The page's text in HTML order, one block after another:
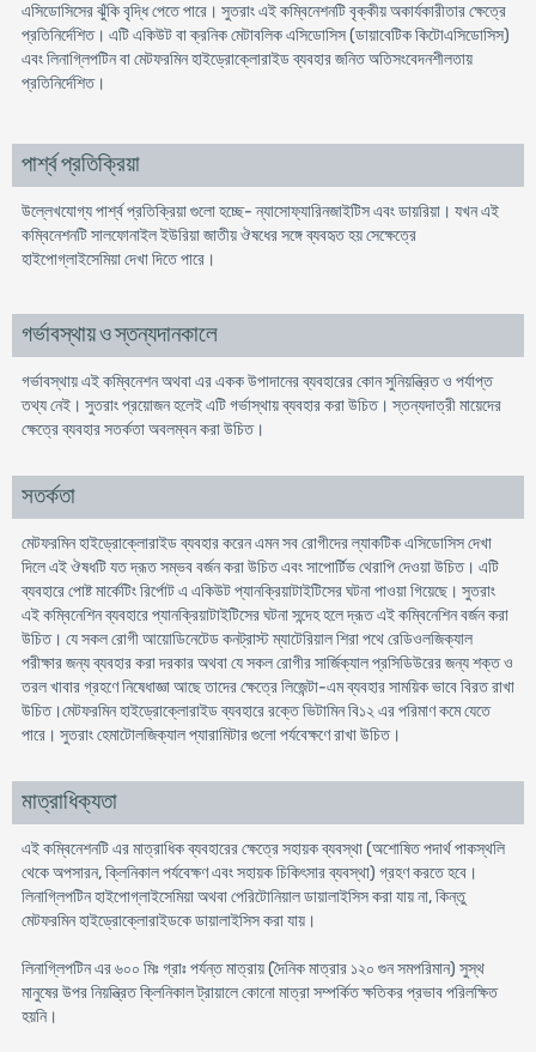
এসিডোসিসের ঝুঁকি বৃদ্ধি পেতে পারে। সুতরাং এই কম্বিনেশনটি বৃক্কীয় অকার্যকারীতার ক্ষেত্রে
প্রতিনির্দেশিত। এটি একিউট বা ক্রনিক মেটাবলিক এসিডোসিস (ডায়াবেটিক কিটোএসিডোসিস)
এবং লিনাগ্লিপটিন বা মেটফরমিন হাইড্রোক্লোরাইড ব্যবহার জনিত অতিসংবেদনশীলতায়
প্রতিনির্দেশিত।
পার্শ্ব প্রতিক্রিয়া
উল্লেখযোগ্য পার্শ্ব প্রতিক্রিয়া গুলো হচ্ছে- ন্যাসোফ্যারিনজাইটিস এবং ডায়রিয়া। যখন এই
কম্বিনেশনটি সালফোনাইল ইউরিয়া জাতীয় ঔষধের সঙ্গে ব্যবহৃত হয় সেক্ষেত্রে
হাইপোগ্লাইসেমিয়া দেখা দিতে পারে।
গর্ভাবস্থায় ও স্তন্যদানকালে
গর্ভাবস্থায় এই কম্বিনেশন অথবা এর একক উপাদানের ব্যবহারের কোন সুনিয়ন্ত্রিত ও পর্যাপ্ত
তথ্য নেই। সুতরাং প্রয়োজন হলেই এটি গর্ভাস্থায় ব্যবহার করা উচিত। স্তন্যদাত্রী মায়েদের
ক্ষেত্রে ব্যবহার সতর্কতা অবলম্বন করা উচিত।
সতর্কতা
মেটফরমিন হাইড্রোক্লোরাইড ব্যবহার করেন এমন সব রোগীদের ল্যাকটিক এসিডোসিস দেখা
দিলে এই ঔষধটি যত দ্রূত সম্ভব বর্জন করা উচিত এবং সাপোর্টিভ থেরাপি দেওয়া উচিত। এটি
ব্যবহারে পোষ্ট মার্কেটিং রির্পোট এ একিউট প্যানক্রিয়াটাইটিসের ঘটনা পাওয়া গিয়েছে। সুতরাং
এই কম্বিনেশিন ব্যবহারে প্যানক্রিয়াটাইটিসের ঘটনা সন্দেহ হলে দ্রূত এই কম্বিনেশিন বর্জন করা
উচিত। যে সকল রোগী আয়োডিনেটেড কনট্রাস্ট ম্যাটেরিয়াল শিরা পথে রেডিওলজিক্যাল
পরীক্ষার জন্য ব্যবহার করা দরকার অথবা যে সকল রোগীর সার্জিক্যাল প্রসিডিউরের জন্য শক্ত ও
তরল খাবার গ্রহণে নিষেধাজ্ঞা আছে তাদের ক্ষেত্রে লিজেন্টা-এম ব্যবহার সাময়িক ভাবে বিরত রাখা
উচিত।মেটফরমিন হাইড্রোক্লোরাইড ব্যবহারে রক্তে ভিটামিন বি১২ এর পরিমাণ কমে যেতে
পারে। সুতরাং হেমাটোলজিক্যাল প্যারামিটার গুলো পর্যবেক্ষণে রাখা উচিত।
মাত্রাধিক্যতা
এই কম্বিনেশনটি এর মাত্রাধিক ব্যবহারের ক্ষেত্রে সহায়ক ব্যবস্থা (অশোষিত পদার্থ পাকস্থলি
থেকে অপসারন, ক্লিনিকাল পর্যবেক্ষণ এবং সহায়ক চিকিৎসার ব্যবস্থা) গ্রহণ করতে হবে।
লিনাগ্লিপটিন হাইপোগ্লাইসেমিয়া অথবা পেরিটোনিয়াল ডায়ালাইসিস করা যায় না, কিন্তু
মেটফরমিন হাইড্রোক্লোরাইডকে ডায়ালাইসিস করা যায়।
লিনাগ্লিপটিন এর ৬০০ মিঃ গ্রাঃ পর্যন্ত মাত্রায় (দৈনিক মাত্রার ১২০ গুন সমপরিমান) সুস্থ
মানুষের উপর নিয়ন্ত্রিত ক্লিনিকাল ট্রায়ালে কোনো মাত্রা সম্পর্কিত ক্ষতিকর প্রভাব পরিলক্ষিত
হয়নি।